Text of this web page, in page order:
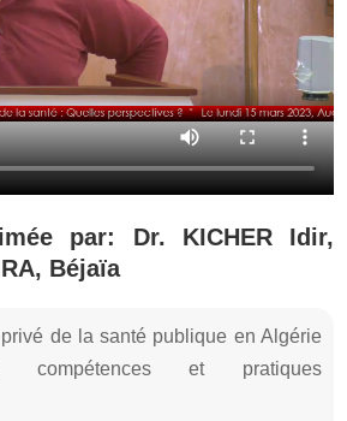
par: Dr. KICHER Idir,
Béjaïa
de la santé publique en Algérie
compétences et pratiques